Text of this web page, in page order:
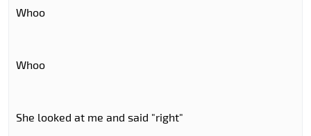
Whoo
Whoo
She looked at me and said "right"